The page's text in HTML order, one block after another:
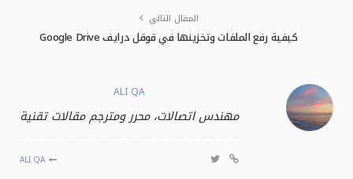
المقال التالي
كيفية رفع الملفات وتخزينها في قوقل درايف Google Drive
ALI QA
مهندس اتصالات، محرر ومترجم مقالات تقنية
ALI QA